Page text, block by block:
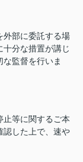
外部に委託する場
分な措置が講じ
監督を行いま
止等に関するご本
認した上で、速や